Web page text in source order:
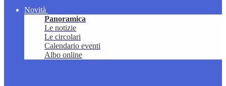
Novità
Panoramica
Le notizie
Le circolari
Calendario eventi
Albo online